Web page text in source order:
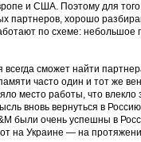
и США. Поэтому для
партнеров, хорошо
по схеме: небольшое
сможет найти
часто один и тот же
место работы, что влекло
вновь вернуться в
были очень успешны в
на Украине — на